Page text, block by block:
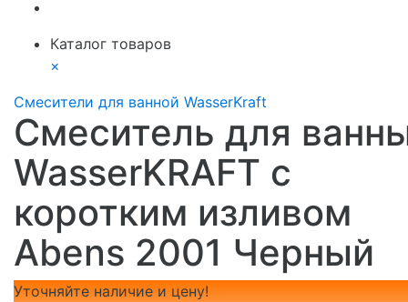
Каталог товаров
×
Смесители для ванной WasserKraft
Смеситель для
WasserKRAFT с
коротким изливом
Abens 2001 Черный
Уточняйте наличие и цену!